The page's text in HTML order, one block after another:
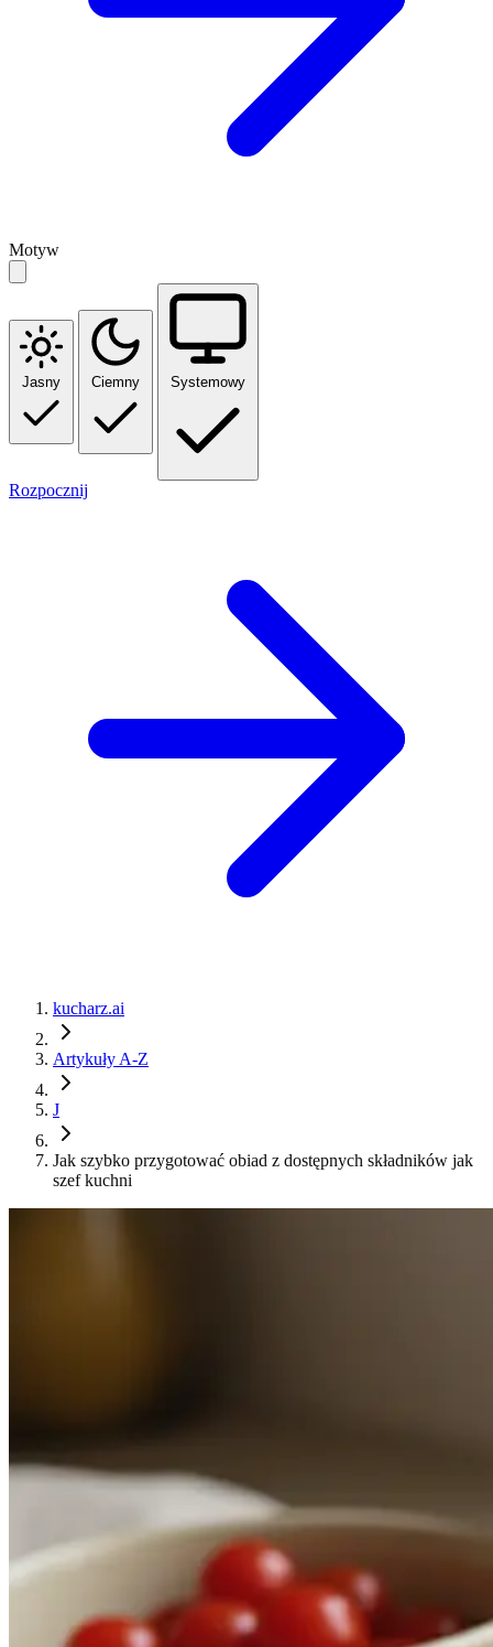
Motyw
Jasny Ciemny Systemowy
Rozpocznij
kucharz.ai
Artykuły A-Z
J
Jak szybko przygotować obiad z dostępnych składników jak
szef kuchni